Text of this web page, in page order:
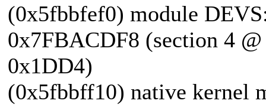
(0x5fbbfef0) module
0x7FBACDF8 (section 4 @
0x1DD4)
(0x5fbbff10) native kernel